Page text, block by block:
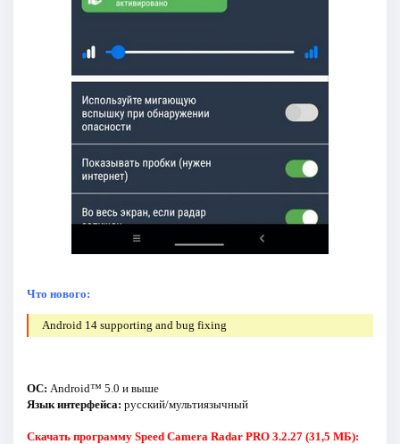
Что нового:
Android 14 supporting and bug fixing
ОС: Android™ 5.0 и выше
Язык интерфейса: русский/мультиязычный
Скачать программу Speed Camera Radar PRO 3.2.27 (31,5 МБ):